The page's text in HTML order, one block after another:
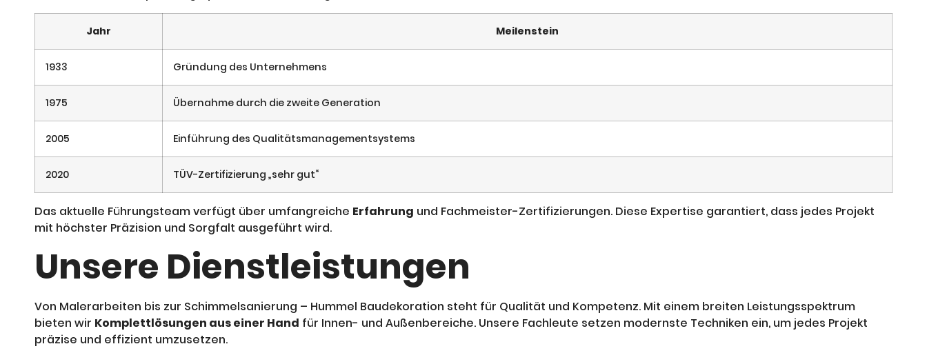
Jahr Meilenstein
1933 Gründung des Unternehmens
1975 Übernahme durch die zweite Generation
2005 Einführung des Qualitätsmanagementsystems
2020 TÜV-Zertifizierung „sehr gut“
Das aktuelle Führungsteam verfügt über umfangreiche Erfahrung und Fachmeister-Zertifizierungen. Diese Expertise garantiert, dass jedes Projekt
mit höchster Präzision und Sorgfalt ausgeführt wird.
Unsere Dienstleistungen
Von Malerarbeiten bis zur Schimmelsanierung – Hummel Baudekoration steht für Qualität und Kompetenz. Mit einem breiten Leistungsspektrum
bieten wir Komplettlösungen aus einer Hand für Innen- und Außenbereiche. Unsere Fachleute setzen modernste Techniken ein, um jedes Projekt
präzise und effizient umzusetzen.